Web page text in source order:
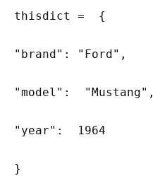
thisdict =  {
"brand": "Ford",
"model":  "Mustang",
"year":  1964
}